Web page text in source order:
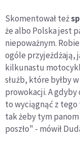
Skomentował też
że albo Polska jest
niepoważnym.
ogóle przyjeżdżają,
kilkunastu
służb, które byłby
prowokacji. A gdyby
to wyciągnąć z
tak żeby tym
poszło" - mówił